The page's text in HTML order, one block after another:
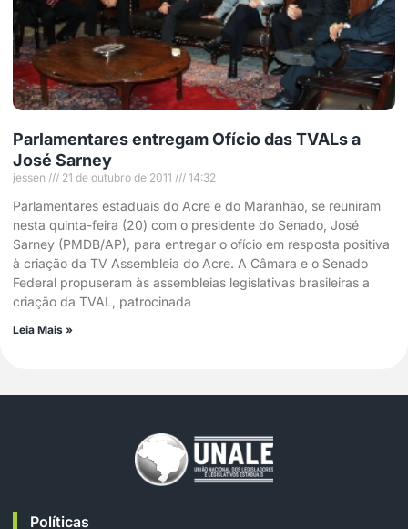
Parlamentares entregam Ofício das TVALs a
José Sarney
jessen 21 de outubro de 2011 14:32
Parlamentares estaduais do Acre e do Maranhão, se reuniram
nesta quinta-feira (20) com o presidente do Senado, José
Sarney (PMDB/AP), para entregar o ofício em resposta positiva
à criação da TV Assembleia do Acre. A Câmara e o Senado
Federal propuseram às assembleias legislativas brasileiras a
criação da TVAL, patrocinada
Leia Mais »
Políticas